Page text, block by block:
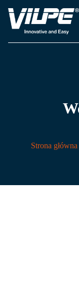
Strona główna